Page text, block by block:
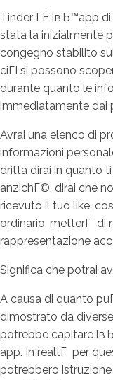
Tinder ГЁ lвЂ™app di
stata la inizialmente
congegno stabilito
ciГІ si possono
durante quanto le
immediatamente dai
Avrai una elenco di
informazioni
dritta dirai in quanto
anzichГ©, dirai che
ricevuto il tuo like,
ordinario, metterГ di
rappresentazione
Significa che potrai
A causa di quanto
dimostrato da
potrebbe capitare
app. In realtГ per
potrebbero